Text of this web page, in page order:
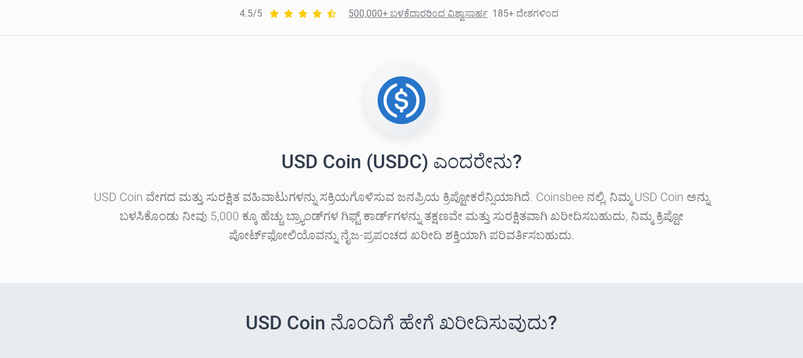
4.5/5 500,000+ ಬಳಕೆದಾರರಿಂದ ವಿಶ್ವಾಸಾರ್ಹ 185+ ದೇಶಗಳಿಂದ
USD Coin (USDC) ಎಂದರೇನು?
USD Coin ವೇಗದ ಮತ್ತು ಸುರಕ್ಷಿತ ವಹಿವಾಟುಗಳನ್ನು ಸಕ್ರಿಯಗೊಳಿಸುವ ಜನಪ್ರಿಯ ಕ್ರಿಪ್ಟೋಕರೆನ್ಸಿಯಾಗಿದೆ. Coinsbee ನಲ್ಲಿ, ನಿಮ್ಮ USD Coin ಅನ್ನು
ಬಳಸಿಕೊಂಡು ನೀವು 5,000 ಕ್ಕೂ ಹೆಚ್ಚು ಬ್ರ್ಯಾಂಡ್‌ಗಳ ಗಿಫ್ಟ್ ಕಾರ್ಡ್‌ಗಳನ್ನು ತಕ್ಷಣವೇ ಮತ್ತು ಸುರಕ್ಷಿತವಾಗಿ ಖರೀದಿಸಬಹುದು, ನಿಮ್ಮ ಕ್ರಿಪ್ಟೋ
ಪೋರ್ಟ್‌ಫೋಲಿಯೊವನ್ನು ನೈಜ-ಪ್ರಪಂಚದ ಖರೀದಿ ಶಕ್ತಿಯಾಗಿ ಪರಿವರ್ತಿಸಬಹುದು.
USD Coin ನೊಂದಿಗೆ ಹೇಗೆ ಖರೀದಿಸುವುದು?